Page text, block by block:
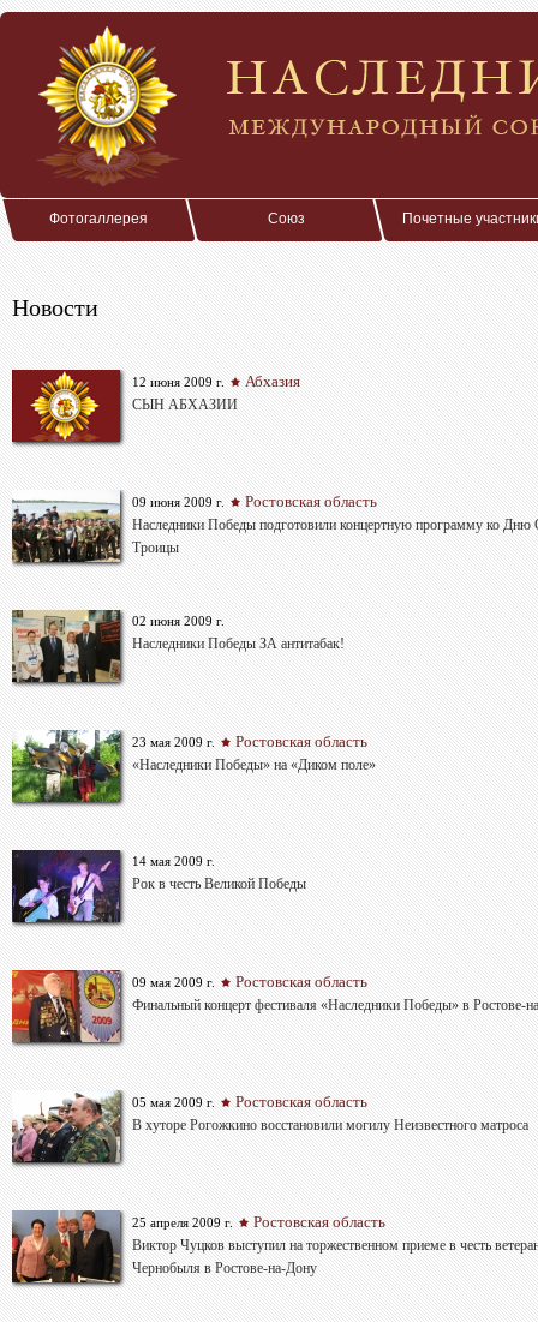
Фотогаллерея Союз Почетные
Новости
12 июня 2009 г. Абхазия
СЫН АБХАЗИИ
09 июня 2009 г. Ростовская область
Наследники Победы подготовили концертную программу ко Дню
Троицы
02 июня 2009 г.
Наследники Победы ЗА антитабак!
23 мая 2009 г. Ростовская область
«Наследники Победы» на «Диком поле»
14 мая 2009 г.
Рок в честь Великой Победы
09 мая 2009 г. Ростовская область
Финальный концерт фестиваля «Наследники Победы» в Ростове-
05 мая 2009 г. Ростовская область
В хуторе Рогожкино восстановили могилу Неизвестного матроса
25 апреля 2009 г. Ростовская область
Виктор Чуцков выступил на торжественном приеме в честь
Чернобыля в Ростове-на-Дону